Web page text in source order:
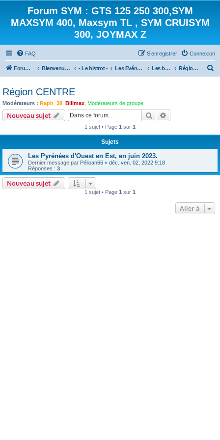
Forum SYM : GTS 125 250 300,SYM
MAXSYM 400, Maxsym TL , SYM CRUISYM
300, JOYMAX Z
FAQ Connexion
S’enregistrer
Forum des scooters SYM - GTS -MAXSYM - CRUISYM - JOYMAX - Maxsym TL Bienvenue sur le forum des scooters de la gamme SYM - Le bistrot - Les Evénements Les balades Région CENTRE
h
r
Région CENTRE
Modérateurs : Raph_38 Billmax Modérateurs de groupe
Nouveau sujet Rechercher
1 sujet • Page 1 sur 1
Sujets
Les Pyrénées d'Ouest en Est, en juin 2023.
Dernier message par Pélican66 « déc. ven. 02, 2022 9:18
Réponses : 3
Nouveau sujet
1 sujet • Page 1 sur 1
Aller à